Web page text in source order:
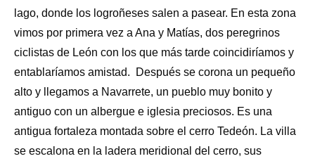
lago, donde los logroñeses salen a pasear. En esta zona
vimos por primera vez a Ana y Matías, dos peregrinos
ciclistas de León con los que más tarde coincidiríamos y
entablaríamos amistad. Después se corona un pequeño
alto y llegamos a Navarrete, un pueblo muy bonito y
antiguo con un albergue e iglesia preciosos. Es una
antigua fortaleza montada sobre el cerro Tedeón. La villa
se escalona en la ladera meridional del cerro, sus